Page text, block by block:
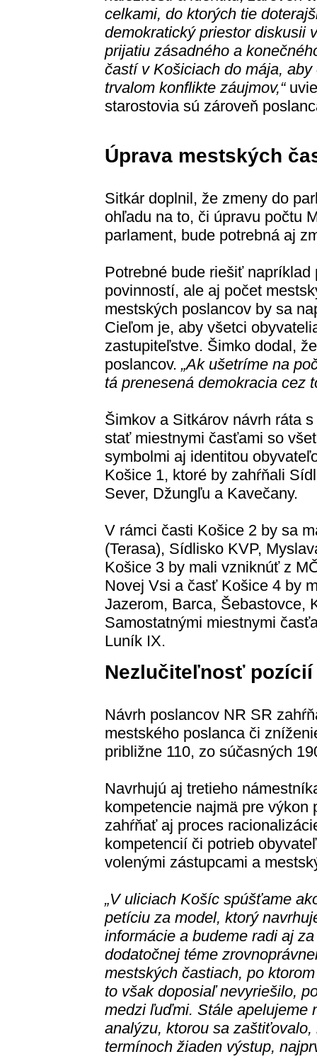
celkami, do ktorých tie
demokratický priestor diskusii
prijatiu zásadného a
častí v Košiciach do mája,
trvalom konflikte záujmov,“
starostovia sú zároveň
Úprava mestských
Sitkár doplnil, že zmeny do
ohľadu na to, či úpravu počtu
parlament, bude potrebná aj
Potrebné bude riešiť
povinností, ale aj počet
mestských poslancov by sa
Cieľom je, aby všetci
zastupiteľstve. Šimko dodal,
poslancov. „Ak ušetríme na
tá prenesená demokracia cez
Šimkov a Sitkárov návrh ráta
stať miestnymi časťami so
symbolmi aj identitou
Košice 1, ktoré by zahŕňali
Sever, Džungľu a Kavečany.
V rámci časti Košice 2 by sa
(Terasa), Sídlisko KVP,
Košice 3 by mali vzniknúť z
Novej Vsi a časť Košice 4 by
Jazerom, Barca, Šebastovce,
Samostatnými miestnymi
Luník IX.
Nezlučiteľnosť pozícií
Návrh poslancov NR SR
mestského poslanca či
približne 110, zo súčasných
Navrhujú aj tretieho
kompetencie najmä pre
zahŕňať aj proces
kompetencií či potrieb
volenými zástupcami a
„V uliciach Košíc spúšťame
petíciu za model, ktorý
informácie a budeme radi aj
dodatočnej téme
mestských častiach, po
to však doposiaľ nevyriešilo,
medzi ľuďmi. Stále apelujeme
analýzu, ktorou sa
termínoch žiaden výstup,